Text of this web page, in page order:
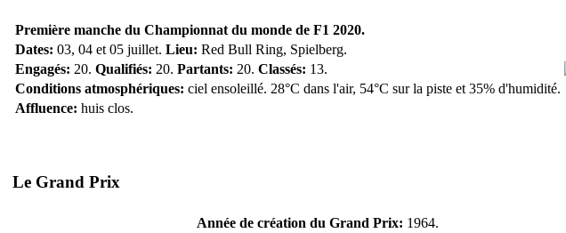
Première manche du Championnat du monde de F1 2020.
Dates: 03, 04 et 05 juillet. Lieu: Red Bull Ring, Spielberg.
Engagés: 20. Qualifiés: 20. Partants: 20. Classés: 13.
Conditions atmosphériques: ciel ensoleillé. 28°C dans l'air, 54°C sur la piste et 35% d'humidité.
Affluence: huis clos.
Le Grand Prix
Année de création du Grand Prix: 1964.